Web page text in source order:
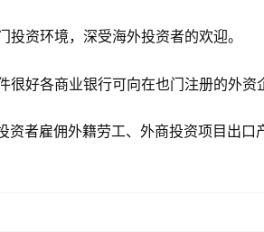
投资环境，深受海外投资者的欢迎。
很好各商业银行可向在也门注册的外资
资者雇佣外籍劳工、外商投资项目出